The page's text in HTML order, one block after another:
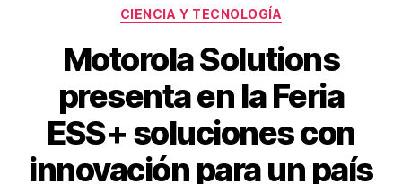
Categorías
CIENCIA Y TECNOLOGÍA
Motorola Solutions
presenta en la Feria
ESS+ soluciones con
innovación para un país